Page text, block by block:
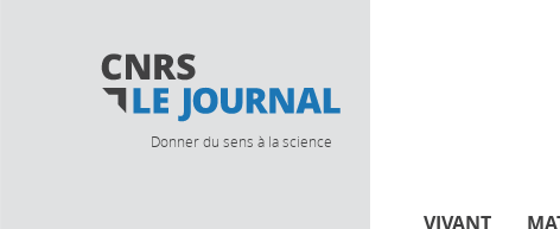
Donner du sens à la science
VIVANT